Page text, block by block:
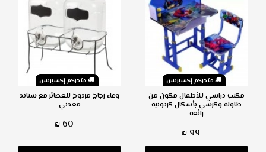
متجركم إكسبريس
مكتب دراسي للأطفال مكون من
طاولة وكرسي بأشكال كرتونية
رائعة
99 ₪
متجركم إكسبريس
وعاء زجاج مزدوج للعصائر مع ستاند
معدني
60 ₪